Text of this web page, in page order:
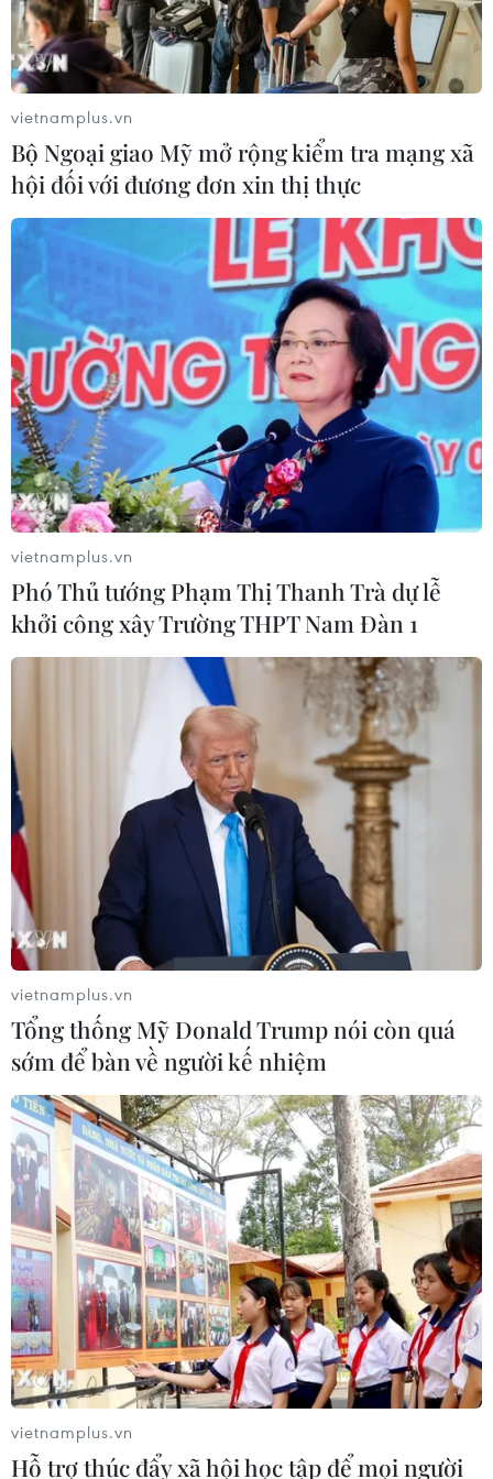
Tuyển Việt Nam thống trị đội hình
tiêu biểu AFF Suzuki Cup 2018
17/12/2018 09:59
Đặng Văn Lâm, Quế Ngọc Hải, Quang Hải, Văn Hậu
và Anh Đức của Việt Nam được Fox Sports bình chọn
vào đội hình tiêu biểu AFF Suzuki Cup 2018, trong khi
ông Park Hang-seo là HLV trưởng xuất sắc nhất.
Tuyển Việt Nam chạm trán Triều Tiên,
chạy đà cho Asian Cup 2019
18/12/2018 13:09
Nhằm chuẩn bị cho vòng chung kết Asian Cup 2018, đội
tuyển Việt Nam sẽ có trận đấu giao hữu với đội tuyển
Triều Tiên trên sân vận động Mỹ Đình vào ngày 25/12.
FIFA: Kỷ nguyên thành công chưa từng có
vietnamplus.vn
Bộ Ngoại giao Mỹ mở rộng kiểm tra mạng xã
hội đối với đương đơn xin thị thực
vietnamplus.vn
Phó Thủ tướng Phạm Thị Thanh Trà dự lễ
khởi công xây Trường THPT Nam Đàn 1
vietnamplus.vn
Tổng thống Mỹ Donald Trump nói còn quá
sớm để bàn về người kế nhiệm
vietnamplus.vn
Hỗ trợ thúc đẩy xã hội học tập để mọi người